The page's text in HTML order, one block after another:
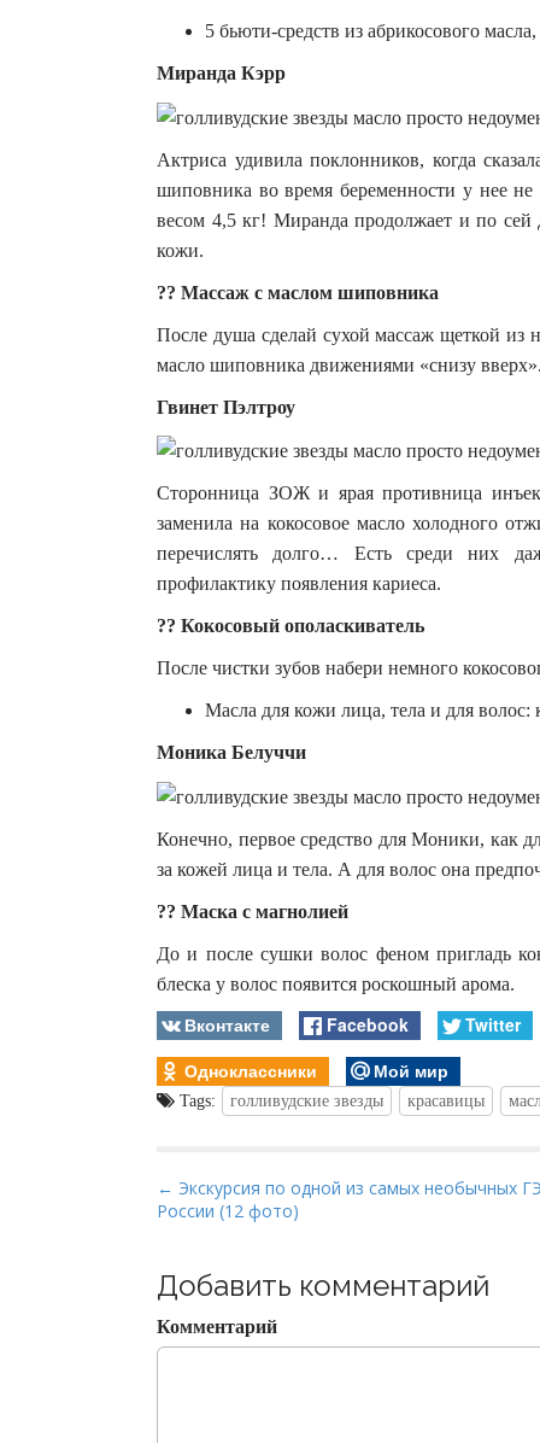
5 бьюти-средств из абрикосового
Миранда Кэрр
Актриса удивила поклонников, когда
шиповника во время беременности у нее
весом 4,5 кг! Миранда продолжает и по сей
кожи.
?? Массаж с маслом шиповника
После душа сделай сухой массаж щеткой
масло шиповника движениями «снизу
Гвинет Пэлтроу
Сторонница ЗОЖ и ярая противница
заменила на кокосовое масло холодного
перечислять долго… Есть среди них
профилактику появления кариеса.
?? Кокосовый ополаскиватель
После чистки зубов набери немного
Масла для кожи лица, тела и для волос:
Моника Белуччи
Конечно, первое средство для Моники, как
за кожей лица и тела. А для волос она
?? Маска с магнолией
До и после сушки волос феном пригладь
блеска у волос появится роскошный арома.
Вконтакте Facebook
Twitter
Одноклассники
Мой мир
Tags: голливудские звезды красавицы
P
o
t
n
a
← Экскурсия по одной из самых необычных
России (12 фото)
Добавить комментарий
Комментарий